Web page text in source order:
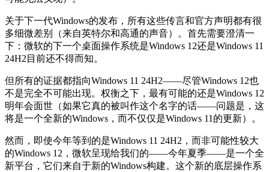
关于下一代Windows的发布，所有这些传言和官方声明都有很
多细微差别（来自英特尔和高通的声音）。首先需要澄清一
下：微软的下一个桌面操作系统是Windows 12还是Windows 11
24H2目前还不得而知。
但所有的证据都指向Windows 11 24H2——尽管Windows 12也
不是完全不可能出现。权衡之下，最有可能的还是Windows 12
明年会面世（如果它真的被叫作这个名字的话——问题是，这
将是一个全新的Windows，而不仅仅是Windows 11的更新）。
然而，即使今年等到的是Windows 11 24H2，而非可能性较大
的Windows 12，微软呈现给我们的——今年夏季——是一个全
新平台，它们来自于新的Windows构建。这个新的底层操作系